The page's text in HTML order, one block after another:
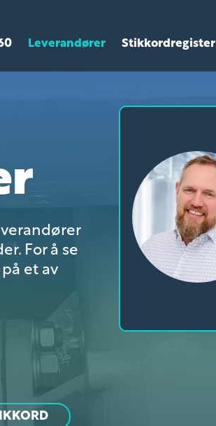
Leverandører Stikkordregister
For å se
et av